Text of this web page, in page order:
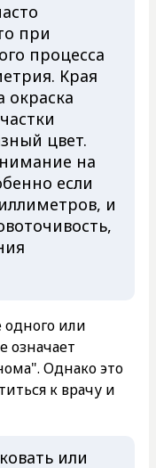
при
процесса
Края
окраска
цвет.
на
если
и
одного или
означает
Однако это
к врачу и
или